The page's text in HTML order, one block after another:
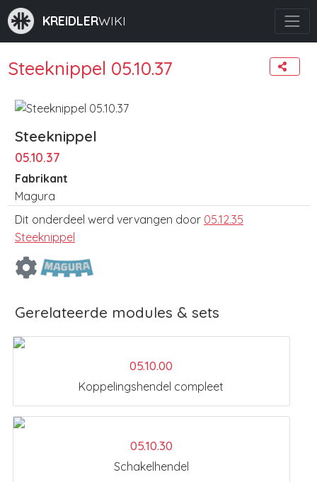
KREIDLERWIKI
Steeknippel 05.10.37
Steeknippel
05.10.37
Fabrikant
Magura
Dit onderdeel werd vervangen door 05.12.35
Steeknippel
Gerelateerde modules & sets
05.10.00
Koppelingshendel compleet
05.10.30
Schakelhendel